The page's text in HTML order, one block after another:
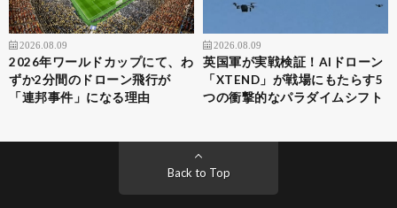
2026.08.09
2026年ワールドカップにて、わ
ずか2分間のドローン飛行が
「連邦事件」になる理由
2026.08.09
英国軍が実戦検証！AIドローン
「XTEND」が戦場にもたらす5
つの衝撃的なパラダイムシフト
Back to Top